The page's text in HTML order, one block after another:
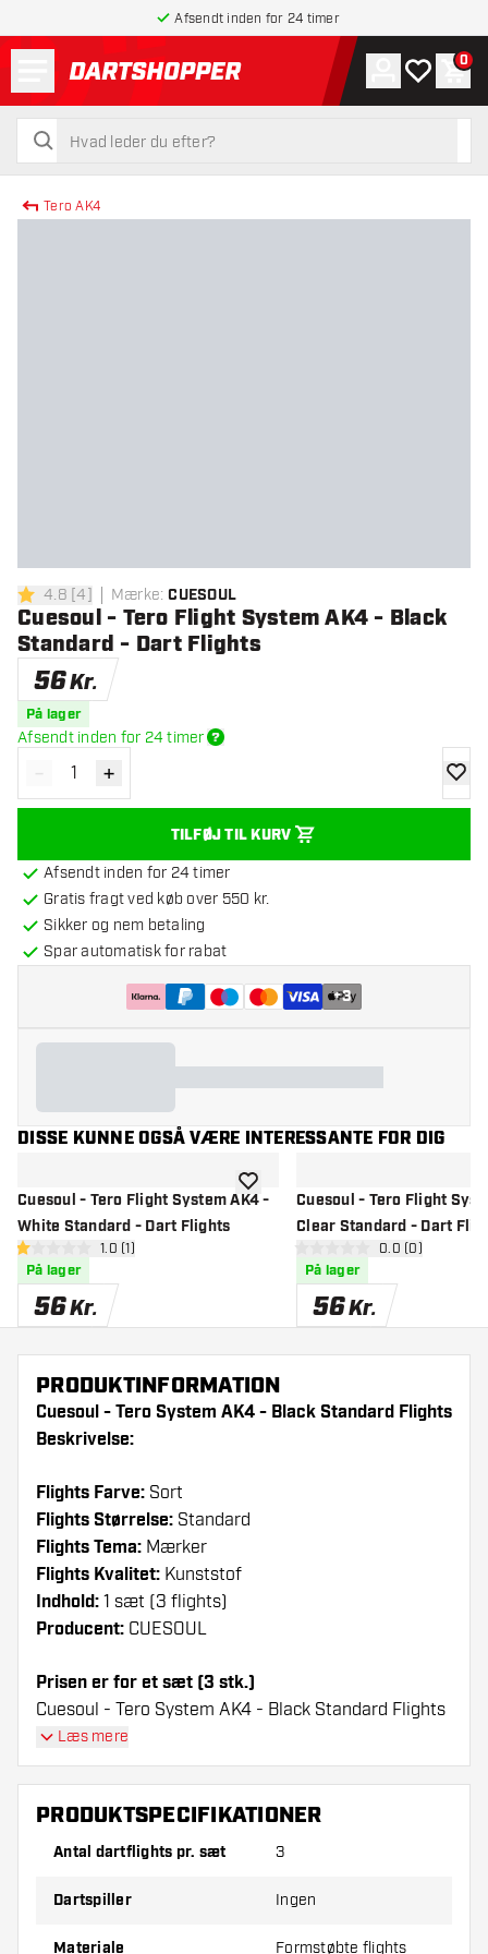
Afsendt inden for 24 timer
tilbage til forsiden
søg
søg
Konto
Min 0
Tero AK4
4.8 bedømmelsesstjerner
4.8 [4] Mærke: CUESOUL
Cuesoul - Tero Flight System AK4 - Black
Standard - Dart Flights
56Kr.
På lager
Afsendt inden for 24 timer
Reducér antal
- Øg antal
+
TILFØJ TIL KURV
Afsendt inden for 24 timer
Gratis fragt ved køb over 550 kr.
Sikker og nem betaling
Spar automatisk for rabat
+3
DISSE KUNNE OGSÅ VÆRE INTERESSANTE FOR DIG
Cuesoul - Tero Flight System AK4 -
White Standard - Dart Flights
åbn anmeldelsespanel
1 bedømmelsesstjerner
1.0 (1)
På lager
56Kr.
tilføje til ønskelisteCuesoul - Tero Flight
Clear Standard - Dart
åbn
0 bedømmelsesstjerner
0.0 (0)
På lager
56Kr.
PRODUKTINFORMATION
Cuesoul - Tero System AK4 - Black Standard Flights
Beskrivelse:
Flights Farve: Sort
Flights Størrelse: Standard
Flights Tema: Mærker
Flights Kvalitet: Kunststof
Indhold: 1 sæt (3 flights)
Producent: CUESOUL
Prisen er for et sæt (3 stk.)
Cuesoul - Tero System AK4 - Black Standard Flights
flights have a long lifespan. These flights can only
be used with Cuesoul Shafts.
Dartshopper-tip!
Sørg for, at du har masser af flights og shafts
knækket ved brug.
Læs mere
PRODUKTSPECIFIKATIONER
Antal dartflights pr. sæt 3
Dartspiller Ingen
Materiale Formstøbte flights